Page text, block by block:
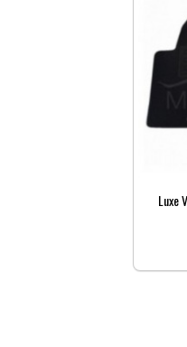
Luxe